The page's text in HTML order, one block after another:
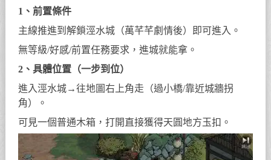
1、前置條件
主線推進到解鎖涇水城（萬芊芊劇情後）即可進入。
無等級/好感/前置任務要求，進城就能拿。
2、具體位置（一步到位）
進入涇水城→往地圖右上角走（過小橋/靠近城牆拐
角）。
可見一個普通木箱，打開直接獲得天圓地方玉扣。